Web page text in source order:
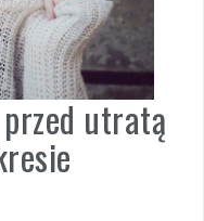
utratą